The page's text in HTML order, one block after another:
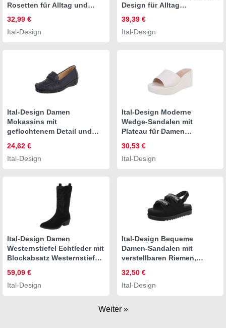
Rosetten für Alltag und
(89852684) Blockabsatz
Sandalen & Sandaletten in
32,99 €
Ital-Design
Design für Alltag
Blockabsatz Stiefel in
Schwarz
39,39 €
Ital-Design
Ital-Design Damen
Mokassins mit
geflochtenem Detail und
(91117444)
Keilabsatz/Wedge
24,62 €
Ital-Design
Ital-Design Moderne
Wedge-Sandalen mit
Plateau für Damen
(91409361)
Keilabsatz/Wedge
30,53 €
Ital-Design
Ital-Design Damen
Westernstiefel Echtleder mit
Blockabsatz Westernstiefel
Stiefel in Schwarz
59,09 €
Ital-Design
Ital-Design Bequeme
Damen-Sandalen mit
verstellbaren Riemen,
Plateausandaletten
(89372433) Flach
Schwarz
32,50 €
Ital-Design
Weiter »